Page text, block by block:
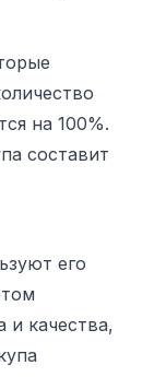
на 100%.
составит
его
и качества,